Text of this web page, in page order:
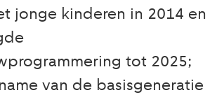
jonge kinderen in 2014 en
tot 2025;
van de basisgeneratie